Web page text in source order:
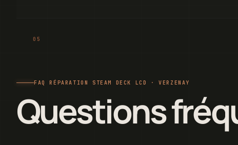
FAQ RÉPARATION STEAM DECK LCD · VERZENAY
Questions